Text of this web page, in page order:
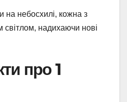
на небосхилі, кожна з
світлом, надихаючи нові
про 1